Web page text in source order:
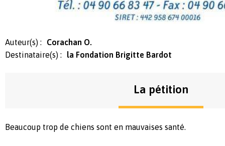
Auteur(s) :
Corachan O.
Destinataire(s) :
la Fondation Brigitte Bardot
La pétition
Beaucoup trop de chiens sont en mauvaises santé.